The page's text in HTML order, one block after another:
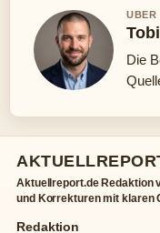
UBER
Die
Aktuellreport.de Redaktion
und Korrekturen mit klaren
Redaktion